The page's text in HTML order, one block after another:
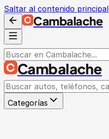
Saltar al contenido principal
Cambalache
Cambalache
Categorías